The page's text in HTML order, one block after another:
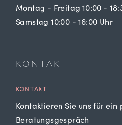
Montag - Freitag 10:00 -
Samstag 10:00 - 16:00 Uhr
KONTAKT
KONTAKT
Kontaktieren Sie uns für ein
Beratungsgespräch